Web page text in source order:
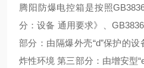
腾阳防爆电控箱是按照
分：设备 通用要求》、
部分：由隔爆外壳“d”保护的
炸性环境 第三部分：由增安型